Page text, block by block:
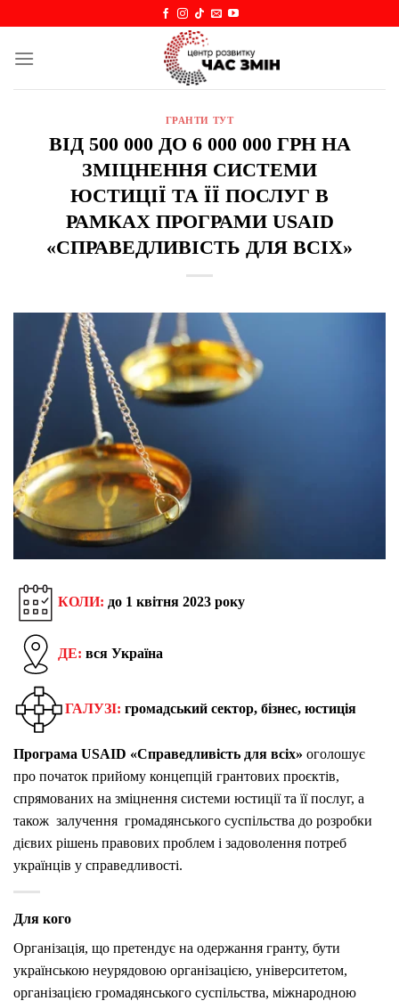
content
ГРАНТИ ТУТ
ВІД 500 000 ДО 6 000 000 ГРН НА
ЗМІЦНЕННЯ СИСТЕМИ
ЮСТИЦІЇ ТА ЇЇ ПОСЛУГ В
РАМКАХ ПРОГРАМИ USAID
«СПРАВЕДЛИВІСТЬ ДЛЯ ВСІХ»
КОЛИ: до 1 квітня 2023 року
ДЕ: вся Україна
ГАЛУЗІ: громадський сектор, бізнес, юстиція
Програма USAID «Справедливість для всіх» оголошує
про початок прийому концепцій грантових проєктів,
спрямованих на зміцнення системи юстиції та її послуг, а
також залучення громадянського суспільства до розробки
дієвих рішень правових проблем і задоволення потреб
українців у справедливості.
Для кого
Організація, що претендує на одержання гранту, бути
українською неурядовою організацією, університетом,
організацією громадянського суспільства, міжнародною